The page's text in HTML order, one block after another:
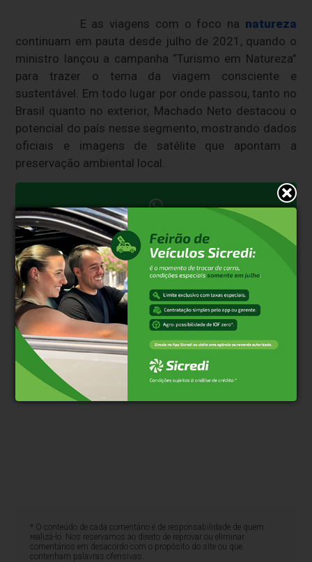
E as viagens com o foco na natureza
continuam em pauta desde julho de 2021, quando o
ministro lançou a campanha “Turismo em Natureza”
para trazer o tema da viagem consciente e
sustentável. Em todo lugar por onde passou, tanto no
Brasil quanto no exterior, Machado Neto destacou o
potencial do país nesse segmento, mostrando dados
oficiais e imagens de satélite que apontam a
preservação ambiental local.
Clique aqui e faça parte do nosso grupo no
WhatsApp
* O conteúdo de cada comentário é de responsabilidade de quem
realizá-lo. Nos reservamos ao direito de reprovar ou eliminar
comentários em desacordo com o propósito do site ou que
contenham palavras ofensivas.